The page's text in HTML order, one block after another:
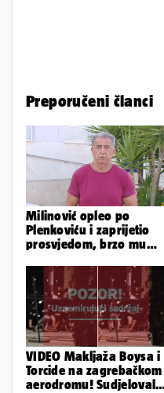
Preporučeni članci
Milinović opleo po
Plenkoviću i zaprijetio
prosvjedom, brzo mu
Gospića
VIDEO Makljaža Boysa i
Torcide na zagrebačkom
aerodromu! Sudjelovalo